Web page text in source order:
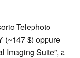
Telephoto
(~147 $) oppure
Imaging Suite”, a